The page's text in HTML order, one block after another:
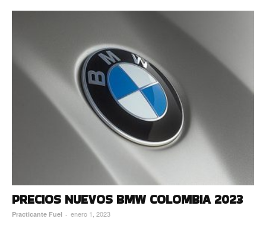
PRECIOS NUEVOS BMW COLOMBIA 2023
Practicante Fuel - enero 1, 2023